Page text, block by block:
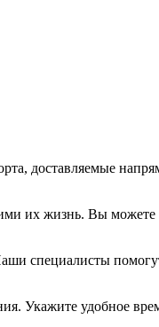
доставляемые
жизнь. Вы можете
специалисты
Укажите удобное